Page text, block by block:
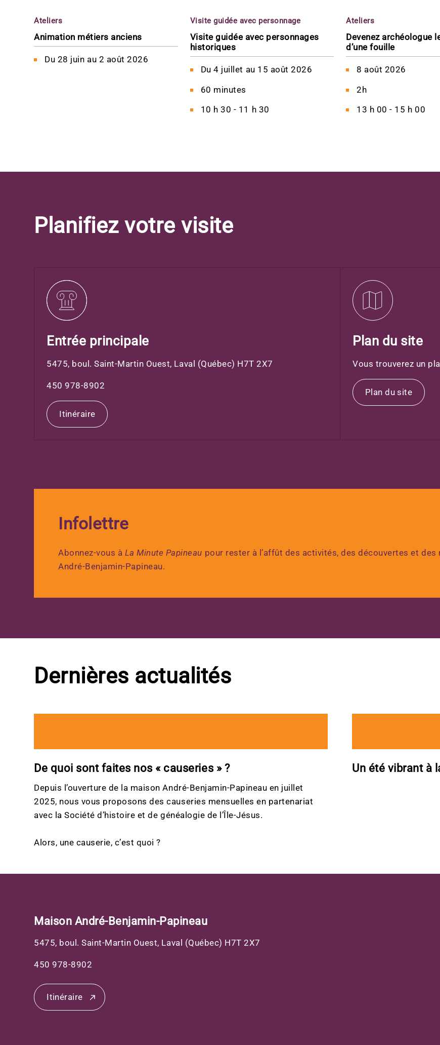
Ateliers
Animation métiers anciens
Du 28 juin au 2 août 2026
Visite guidée avec personnage
Visite guidée avec personnages
historiques
Du4 juillet au 15 août 2026
60 minutes
10 h 30 - 11 h 30
Ateliers
Devenez archéologue
d’une fouille
8 août 2026
2h
13 h 00 - 15 h 00
Planifiez votre visite
Entrée principale
5475, boul. Saint-Martin Ouest, Laval (Québec) H7T 2X7
450 978-8902
Itinéraire
Plan du site
Vous trouverez un
Plan du site
Infolettre
Abonnez-vous à La Minute Papineau pour rester à l’affût des activités, des découvertes et des
André-Benjamin-Papineau.
Dernières actualités
De quoi sont faites nos « causeries » ?
Depuis l’ouverture de la maison André-Benjamin-Papineau en juillet
2025, nous vous proposons des causeries mensuelles en partenariat
avec la Société d’histoire et de généalogie de l’Île-Jésus.
Alors, une causerie, c’est quoi ?
Un été vibrant à
Maison André-Benjamin-Papineau
5475, boul. Saint-Martin Ouest, Laval (Québec) H7T 2X7
450 978-8902
Itinéraire